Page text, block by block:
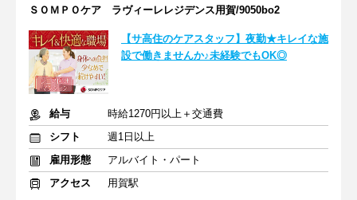
ＳＯＭＰＯケア ラヴィーレレジデンス用賀/9050bo2
【サ高住のケアスタッフ】夜勤★キレイな施
設で働きませんか♪未経験でもOK◎
給与
時給1270円以上＋交通費
シフト
週1日以上
雇用形態
アルバイト・パート
アクセス
用賀駅